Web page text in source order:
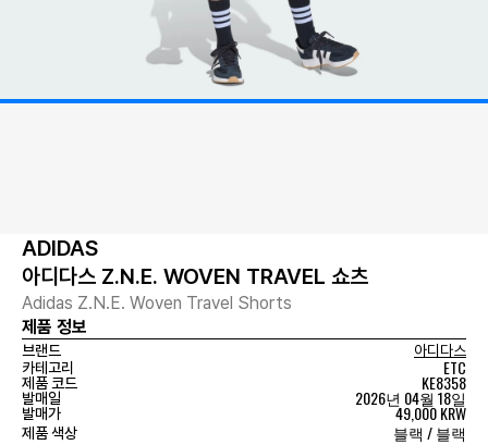
ADIDAS
아디다스 Z.N.E. WOVEN TRAVEL 쇼츠
Adidas Z.N.E. Woven Travel Shorts
제품 정보
브랜드
아디다스
카테고리
ETC
제품 코드 KE8358
발매일 2026년 04월 18일
발매가 49,000 KRW
제품 색상 블랙 / 블랙